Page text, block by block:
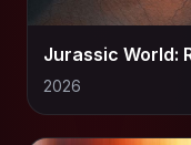
Jurassic World:
2026